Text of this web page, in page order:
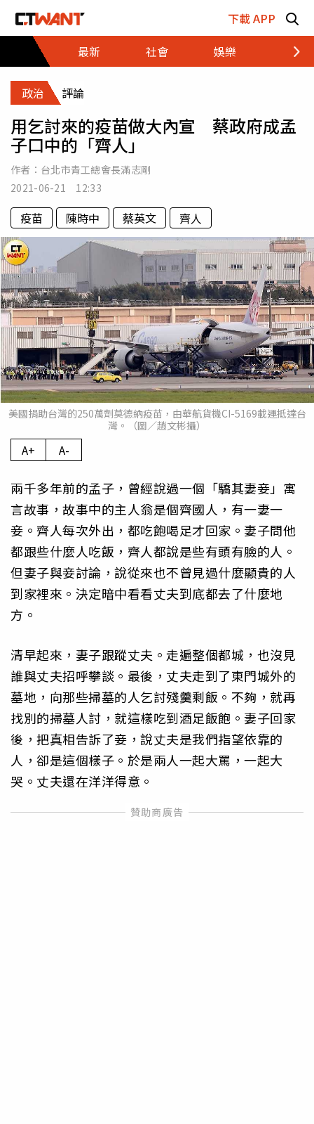
下載 APP
最新
社會 娛樂 財經
政治 評論
用乞討來的疫苗做大內宣 蔡政府成孟
子口中的「齊人」
作者： 台北市青工總會長滿志剛
2021-06-21 12:33
疫苗 陳時中 蔡英文 齊人
美國捐助台灣的250萬劑莫德納疫苗，由華航貨機CI-5169載運抵達台
灣。（圖／趙文彬攝）
A+ A-
兩千多年前的孟子，曾經說過一個「驕其妻妾」寓
言故事，故事中的主人翁是個齊國人，有一妻一
妾。齊人每次外出，都吃飽喝足才回家。妻子問他
都跟些什麼人吃飯，齊人都說是些有頭有臉的人。
但妻子與妾討論，說從來也不曾見過什麼顯貴的人
到家裡來。決定暗中看看丈夫到底都去了什麼地
方。
清早起來，妻子跟蹤丈夫。走遍整個都城，也沒見
誰與丈夫招呼攀談。最後，丈夫走到了東門城外的
墓地，向那些掃墓的人乞討殘羹剩飯。不夠，就再
找別的掃墓人討，就這樣吃到酒足飯飽。妻子回家
後，把真相告訴了妾，說丈夫是我們指望依靠的
人，卻是這個樣子。於是兩人一起大罵，一起大
哭。丈夫還在洋洋得意。